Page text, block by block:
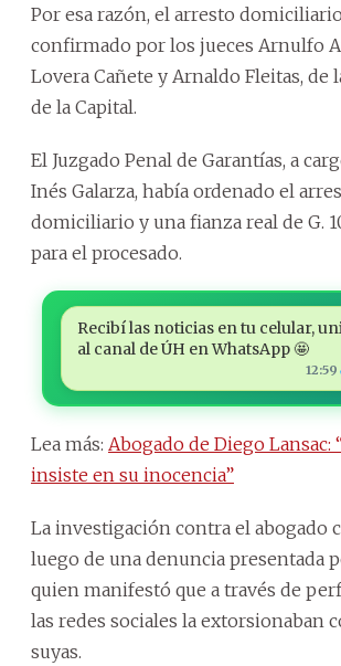
Por esa razón, el arresto
confirmado por los jueces Arnulfo
Lovera Cañete y Arnaldo Fleitas, de
de la Capital.
El Juzgado Penal de Garantías, a
Inés Galarza, había ordenado el
domiciliario y una fianza real de G.
para el procesado.
Recibí las noticias en tu celular,
al canal de ÚH en WhatsApp 🤩
12:59
Lea más: Abogado de Diego Lansac:
insiste en su inocencia”
La investigación contra el abogado
luego de una denuncia presentada
quien manifestó que a través de
las redes sociales la extorsionaban
suyas.